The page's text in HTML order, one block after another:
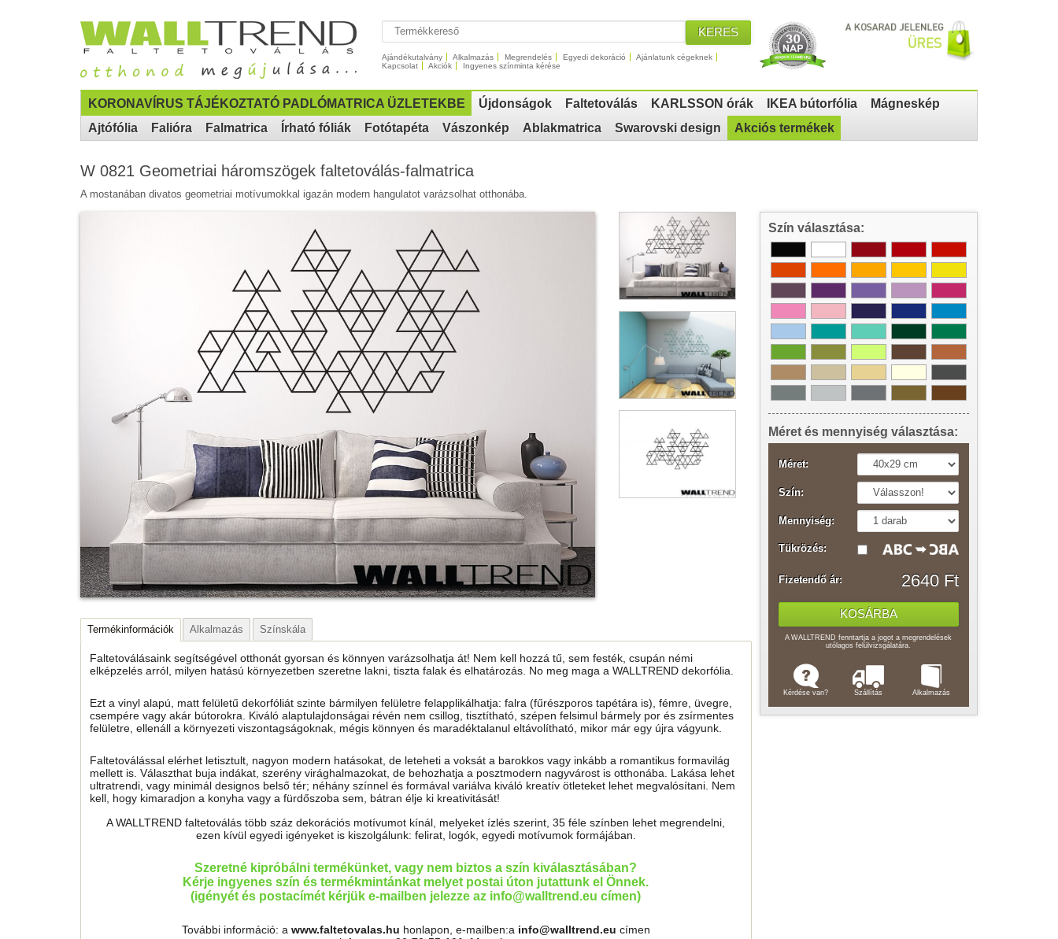
KERES
Ajándékutalvány Alkalmazás Megrendelés Egyedi dekoráció
Ajánlatunk cégeknek
Kapcsolat
Akciók Ingyenes színminta kérése
KORONAVÍRUS TÁJÉKOZTATÓ PADLÓMATRICA ÜZLETEKBE Újdonságok Faltetoválás KARLSSON órák IKEA bútorfólia
Mágneskép
Ajtófólia
Falióra Falmatrica Írható fóliák Fotótapéta Vászonkép Ablakmatrica Swarovski design Akciós termékek
W 0821 Geometriai háromszögek faltetoválás-falmatrica
A mostanában divatos geometriai motívumokkal igazán modern hangulatot varázsolhat otthonába.
Termékinformációk Alkalmazás Színskála
Faltetoválásaink segítségével otthonát gyorsan és könnyen varázsolhatja át! Nem kell hozzá tű, sem festék, csupán némi
elképzelés arról, milyen hatású környezetben szeretne lakni, tiszta falak és elhatározás. No meg maga a WALLTREND dekorfólia.
Ezt a vinyl alapú, matt felületű dekorfóliát szinte bármilyen felületre felapplikálhatja: falra (fűrészporos tapétára is), fémre, üvegre,
csempére vagy akár bútorokra. Kiváló alaptulajdonságai révén nem csillog, tisztítható, szépen felsimul bármely por és zsírmentes
felületre, ellenáll a környezeti viszontagságoknak, mégis könnyen és maradéktalanul eltávolítható, mikor már egy újra vágyunk.
Faltetoválással elérhet letisztult, nagyon modern hatásokat, de leteheti a voksát a barokkos vagy inkább a romantikus formavilág
mellett is. Választhat buja indákat, szerény virághalmazokat, de behozhatja a posztmodern nagyvárost is otthonába. Lakása lehet
ultratrendi, vagy minimál designos belső tér; néhány színnel és formával variálva kiváló kreatív ötleteket lehet megvalósítani. Nem
kell, hogy kimaradjon a konyha vagy a fürdőszoba sem, bátran élje ki kreativitását!
A WALLTREND faltetoválás több száz dekorációs motívumot kínál, melyeket ízlés szerint, 35 féle színben lehet megrendelni,
ezen kívül egyedi igényeket is kiszolgálunk: felirat, logók, egyedi motívumok formájában.
Szeretné kipróbálni termékünket, vagy nem biztos a szín kiválasztásában?
Kérje ingyenes szín és termékmintánkat melyet postai úton jutattunk el Önnek.
(igényét és postacímét kérjük e-mailben jelezze az info@walltrend.eu címen)
További információ: a www.faltetovalas.hu honlapon, e-mailben:a info@walltrend.eu címen
Szín választása:
Méret és mennyiség választása:
Méret:
Szín:
Mennyiség:
Tükrözés:
Fizetendő ár: 2640 Ft
A WALLTREND fenntartja a jogot a megrendelések
utólagos felülvizsgálatára.
Kérdése van? Szállítás Alkalmazás